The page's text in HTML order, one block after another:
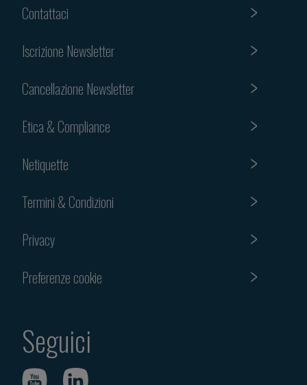
Contattaci
Iscrizione Newsletter
Cancellazione Newsletter
Etica & Compliance
Netiquette
Termini & Condizioni
Privacy
Preferenze cookie
Seguici